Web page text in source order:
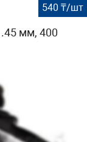
540 ₸/шт
мм, 400